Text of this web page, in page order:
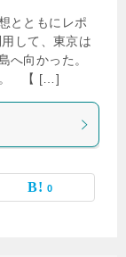
とともにレポ
して、東京は
へ向かった。
。 【 […]
0